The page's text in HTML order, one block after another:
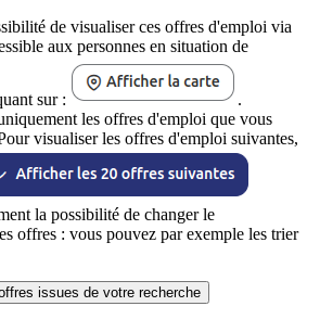
de visualiser ces offres d'emploi via
aux personnes en situation de
sur :
.
les offres d'emploi que vous
visualiser les offres d'emploi suivantes,
la possibilité de changer le
offres : vous pouvez par exemple les trier
issues de votre recherche